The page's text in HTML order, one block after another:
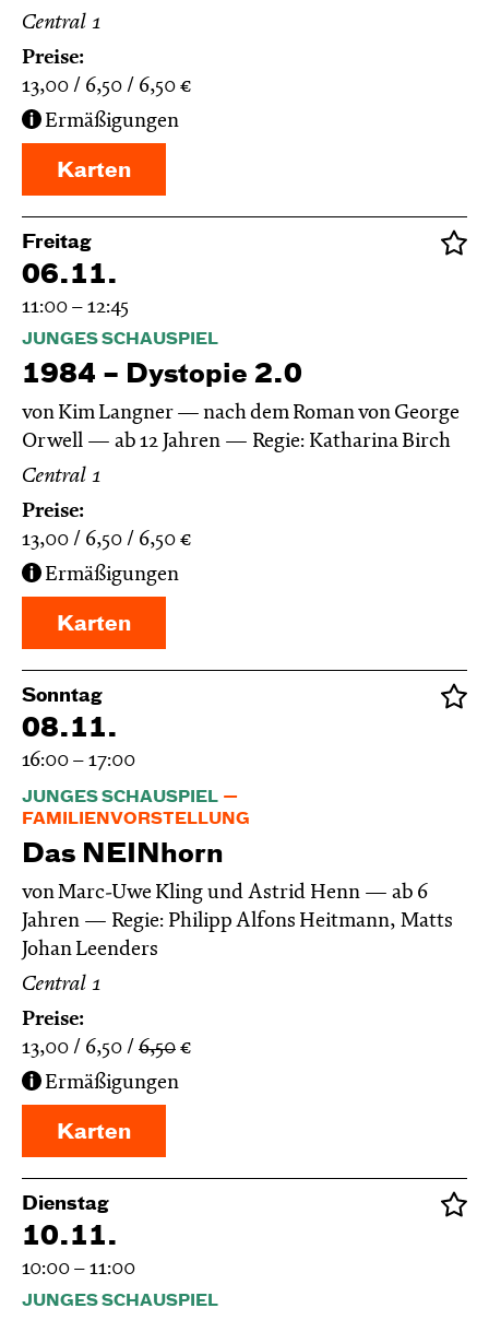
Central 1
Preise:
13,00
6,50 6,50 €
Ermäßigungen
Karten
Freitag
06.11.
11:00 – 12:45
JUNGES SCHAUSPIEL
1984 – Dystopie 2.0
von Kim Langner — nach dem Roman von George
Orwell
ab 12 Jahren
Regie: Katharina Birch
Central 1
Preise:
13,00
6,50 6,50 €
Ermäßigungen
Karten
Sonntag
08.11.
16:00 – 17:00
JUNGES SCHAUSPIEL
FAMILIENVORSTELLUNG
Das NEIN­horn
von Marc-Uwe Kling und Astrid Henn
ab 6
Jahren
Regie: Philipp Alfons Heitmann, Matts
Johan Leenders
Central 1
Preise:
13,00
6,50 6,50 €
Ermäßigungen
Karten
Dienstag
10.11.
10:00 – 11:00
JUNGES SCHAUSPIEL